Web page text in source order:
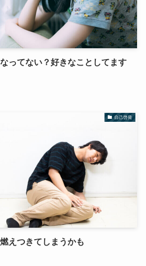
ってない？好きなことしてます
自己啓発
えつきてしまうかも